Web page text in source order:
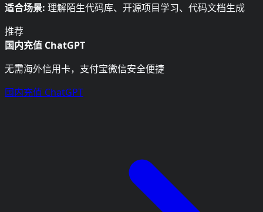
适合场景: 理解陌生代码库、开源项目学习、代码文档生成
推荐
国内充值 ChatGPT
无需海外信用卡，支付宝微信安全便捷
国内充值 ChatGPT